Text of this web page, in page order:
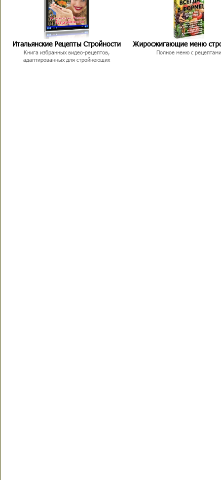
Итальянские Рецепты Стройности
Книга избранных видео-рецептов,
адаптированных для стройнеющих
Жиросжигающие меню
Полное меню с рецептами